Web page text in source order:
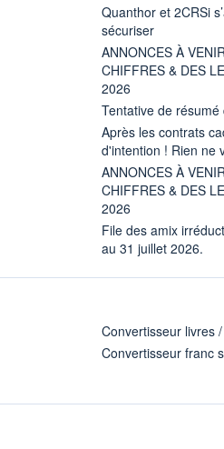
Quanthor et 2CRSi
sécuriser
ANNONCES À
CHIFFRES & DES
2026
Tentative de
Après les contrats
d'intention ! Rien ne
ANNONCES À
CHIFFRES & DES
2026
File des amix
au 31 juillet 2026.
Convertisseur livres
Convertisseur franc